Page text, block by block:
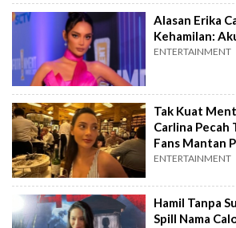
Alasan Erika
Kehamilan:
ENTERTAINMENT
Tak Kuat
Carlina Pecah
Fans Mantan
ENTERTAINMENT
Hamil Tanpa
Spill Nama